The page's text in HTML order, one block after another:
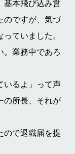
基本飛び込み営
のですが、気づ
ていました。
。業務中であろ
いるよ」って声
の所長、それが
ので退職届を提